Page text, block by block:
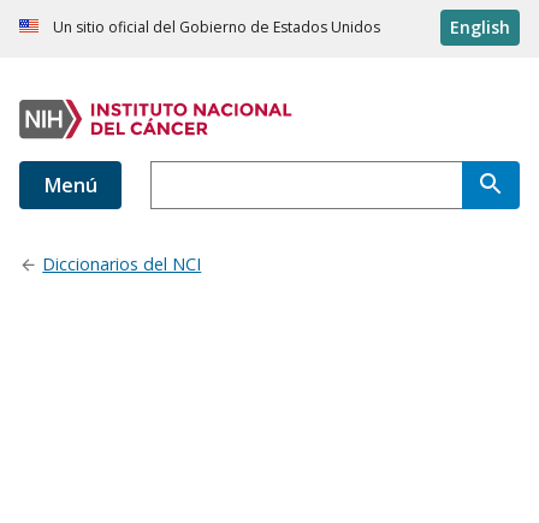
Un sitio oficial del Gobierno de Estados Unidos English
Menú
Diccionarios del NCI